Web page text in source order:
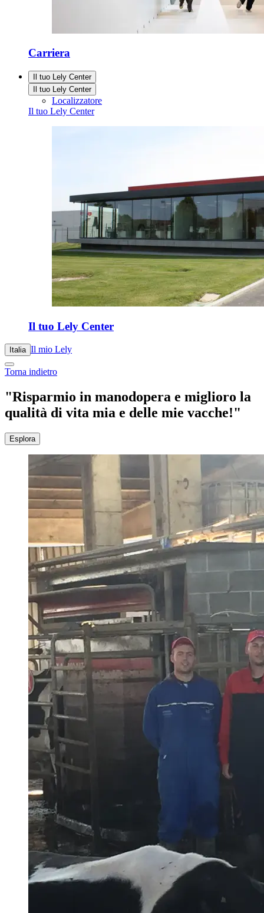
Carriera
Il tuo Lely Center
Il tuo Lely Center
Localizzatore
Il tuo Lely Center
Il tuo Lely Center
Italia Il mio Lely
Torna indietro
"Risparmio in manodopera e miglioro la
qualità di vita mia e delle mie vacche!"
Esplora